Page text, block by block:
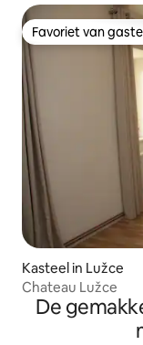
Favoriet van
Favoriet van
Kasteel in Lužce
Chateau Lužce
De